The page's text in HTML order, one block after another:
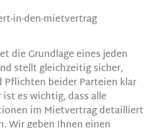
die Grundlage eines jeden
stellt gleichzeitig sicher,
Pflichten beider Parteien klar
es wichtig, dass alle
im Mietvertrag detailliert